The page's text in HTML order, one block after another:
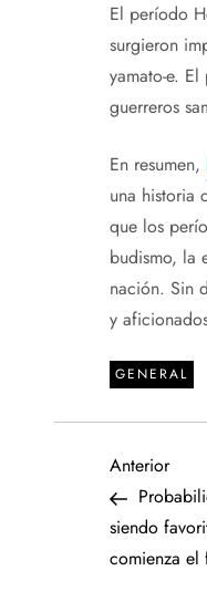
El período
surgieron
yamato-e.
guerreros
En resumen,
una historia
que los
budismo, la
nación. Sin
y
GENERAL
N
a
v
Entrada
anterior
Anterior
siendo
comienza el